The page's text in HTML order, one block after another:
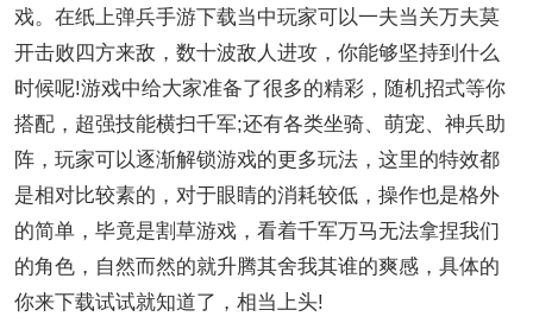
戏。在纸上弹兵手游下载当中玩家可以一夫当关万夫莫
开击败四方来敌，数十波敌人进攻，你能够坚持到什么
时候呢!游戏中给大家准备了很多的精彩，随机招式等你
搭配，超强技能横扫千军;还有各类坐骑、萌宠、神兵助
阵，玩家可以逐渐解锁游戏的更多玩法，这里的特效都
是相对比较素的，对于眼睛的消耗较低，操作也是格外
的简单，毕竟是割草游戏，看着千军万马无法拿捏我们
的角色，自然而然的就升腾其舍我其谁的爽感，具体的
你来下载试试就知道了，相当上头!